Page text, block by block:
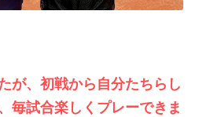
が、初戦から自分たちらし
毎試合楽しくプレーできま